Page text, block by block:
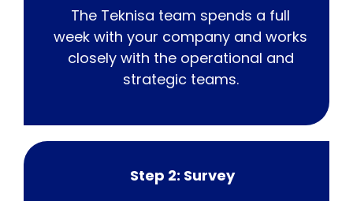
The Teknisa team spends a full
week with your company and works
closely with the operational and
strategic teams.
Step 2: Survey